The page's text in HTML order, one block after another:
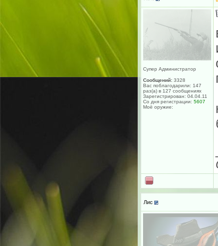
Супер Администратор
Сообщений: 3328
Вас поблагодарили: 147
раз(а) в 127 сообщениях
Зарегистрирован: 04.04.11
Со дня регистрации: 5607
Моё оружие:
Лис